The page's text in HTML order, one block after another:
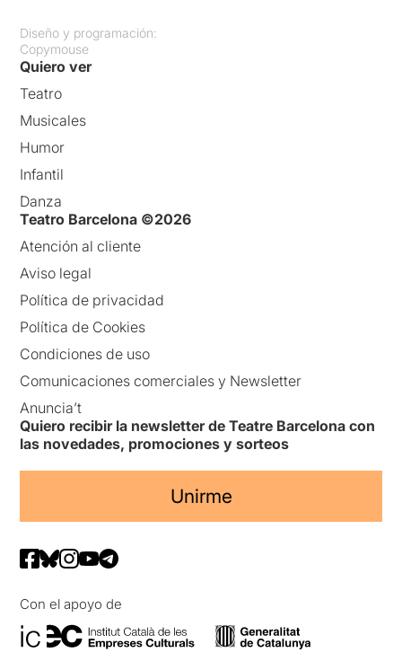
Diseño y programación:
Copymouse
Quiero ver
Teatro
Musicales
Humor
Infantil
Danza
Teatro Barcelona ©2026
Atención al cliente
Aviso legal
Política de privacidad
Política de Cookies
Condiciones de uso
Comunicaciones comerciales y Newsletter
Anuncia’t
Quiero recibir la newsletter de Teatre Barcelona con
las novedades, promociones y sorteos
Unirme
Con el apoyo de